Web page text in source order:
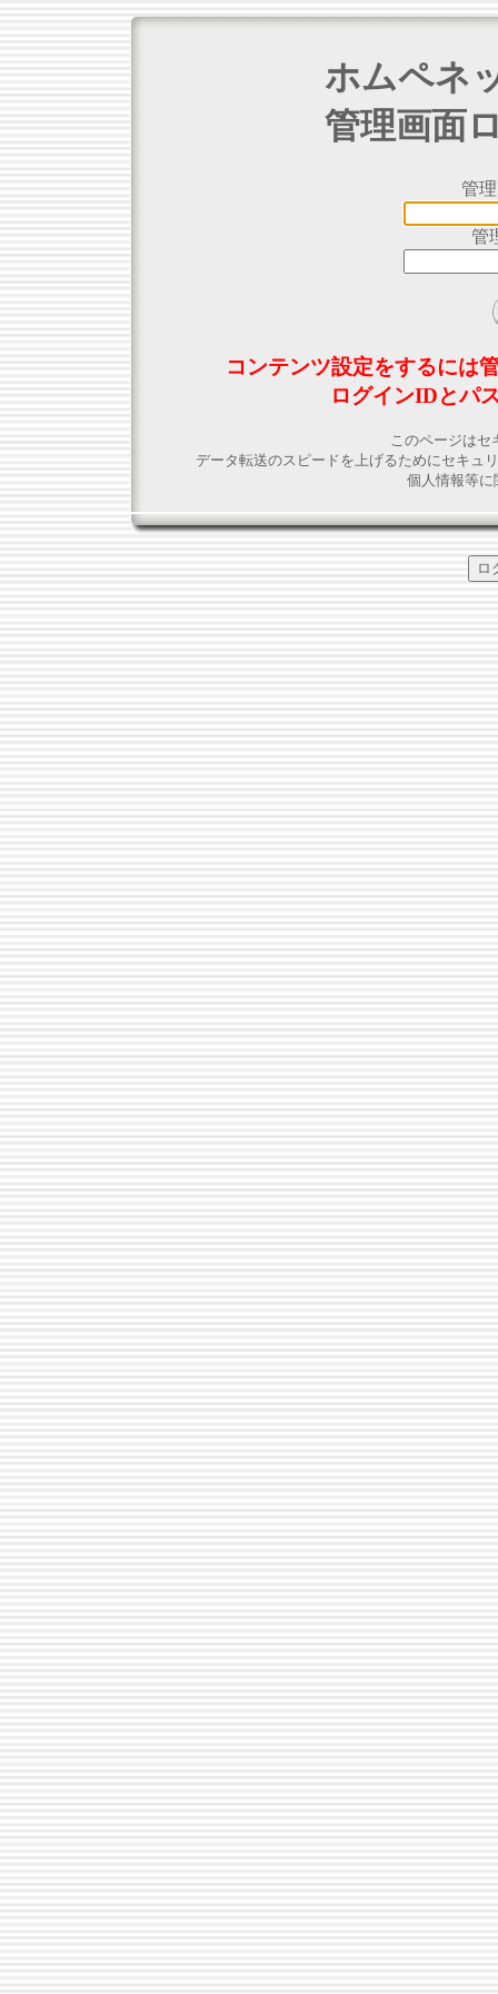
ホムペネ
管理画面
管
管
コンテンツ設定をするには
ログインIDとパ
このページはセ
データ転送のスピードを上げるためにセキュ
個人情報等に